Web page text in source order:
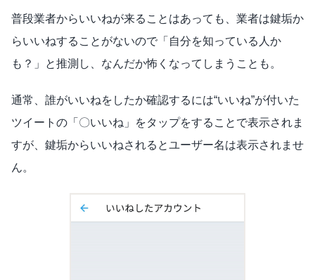
普段業者からいいねが来ることはあっても、業者は鍵垢か
らいいねすることがないので「自分を知っている人か
も？」と推測し、なんだか怖くなってしまうことも。
通常、誰がいいねをしたか確認するには“いいね”が付いた
ツイートの「〇いいね」をタップをすることで表示されま
すが、鍵垢からいいねされるとユーザー名は表示されませ
ん。